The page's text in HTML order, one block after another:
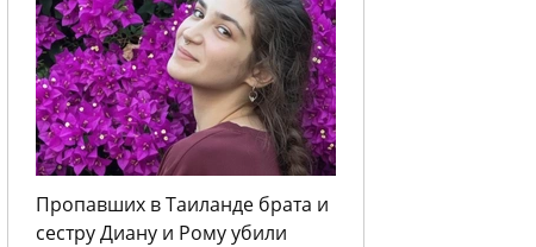
Пропавших в Таиланде брата и
сестру Диану и Рому убили